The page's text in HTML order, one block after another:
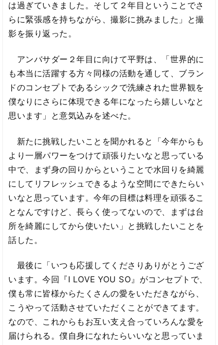
は過ぎていきました。そして２年目ということでさ
らに緊張感を持ちながら、撮影に挑みました」と撮
影を振り返った。
アンバサダー２年目に向けて平野は、「世界的に
も本当に活躍する方々同様の活動を通して、ブラン
ドのコンセプトであるシックで洗練された世界観を
僕なりにさらに体現できる年になったら嬉しいなと
思います」と意気込みを述べた。
新たに挑戦したいことを聞かれると「今年からも
より一層パワーをつけて頑張りたいなと思っている
中で、まず身の回りからということで水回りを綺麗
にしてリフレッシュできるような空間にできたらい
いなと思っています。今年の目標は料理を頑張るこ
となんですけど、長らく使ってないので、まずは台
所を綺麗にしてから使いたい」と挑戦したいことを
話した。
最後に「いつも応援してくださりありがとうござ
います。今回『I LOVE YOU SO』がコンセプトで、
僕も常に皆様からたくさんの愛をいただきながら、
こうやって活動させていただくことができてます。
なので、これからもお互い支え合っていろんな愛を
届けられる。僕自身になれたらいいなと思っていま